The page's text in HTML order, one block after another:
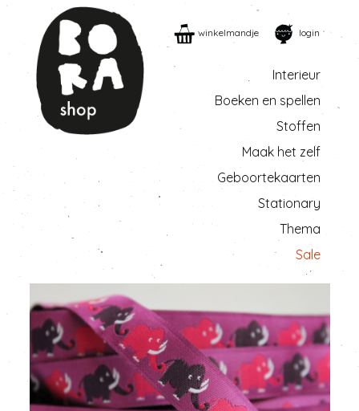
winkelmandje login
Interieur
Boeken en spellen
Stoffen
Maak het zelf
Geboortekaarten
Stationary
Thema
Sale